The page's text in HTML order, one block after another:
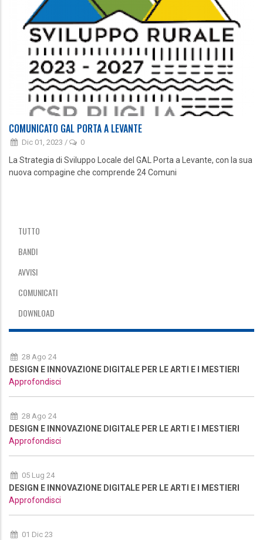
COMUNICATO GAL PORTA A LEVANTE
Dic 01, 2023 / 0
La Strategia di Sviluppo Locale del GAL Porta a Levante, con la sua
nuova compagine che comprende 24 Comuni
TUTTO
BANDI
AVVISI
COMUNICATI
DOWNLOAD
28 Ago 24
DESIGN E INNOVAZIONE DIGITALE PER LE ARTI E I MESTIERI
Approfondisci
28 Ago 24
DESIGN E INNOVAZIONE DIGITALE PER LE ARTI E I MESTIERI
Approfondisci
05 Lug 24
DESIGN E INNOVAZIONE DIGITALE PER LE ARTI E I MESTIERI
Approfondisci
01 Dic 23